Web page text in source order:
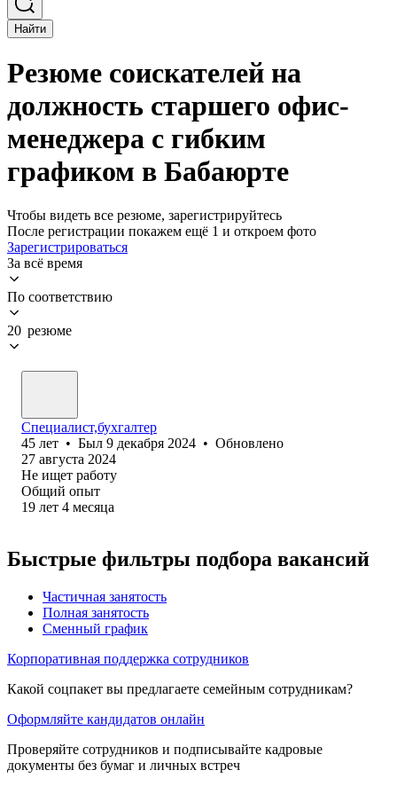
Найти
Резюме соискателей на
должность старшего офис-
менеджера с гибким
графиком в Бабаюрте
Чтобы видеть все резюме, зарегистрируйтесь
После регистрации покажем ещё 1 и откроем фото
Зарегистрироваться
За всё время
По соответствию
20 резюме
Специалист,бухгалтер
45 лет • Был 9 декабря 2024 • Обновлено
27 августа 2024
Не ищет работу
Общий опыт
19 лет 4 месяца
Быстрые фильтры подбора вакансий
Частичная занятость
Полная занятость
Сменный график
Корпоративная поддержка сотрудников
Какой соцпакет вы предлагаете семейным сотрудникам?
Оформляйте кандидатов онлайн
Проверяйте сотрудников и подписывайте кадровые
документы без бумаг и личных встреч